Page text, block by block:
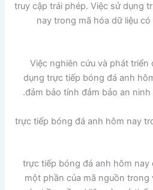
truy cập trái phép. Việc sử dụng
nay trong mã hóa dữ liệu
Việc nghiên cứu và phát
dụng trực tiếp bóng đá anh
đảm bảo tính đảm bảo an ninh
trực tiếp bóng đá anh hôm nay
trực tiếp bóng đá anh hôm
một phần của mã nguồn trong